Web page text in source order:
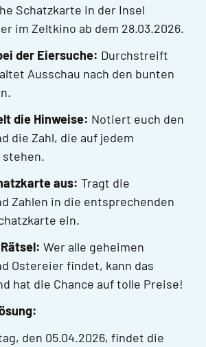
Schatzkarte in der Insel
im Zeltkino ab dem 28.03.2026.
der Eiersuche: Durchstreift
Ausschau nach den bunten
die Hinweise: Notiert euch den
die Zahl, die auf jedem
stehen.
aus: Tragt die
Zahlen in die entsprechenden
ein.
Wer alle geheimen
Ostereier findet, kann das
hat die Chance auf tolle Preise!
den 05.04.2026, findet die